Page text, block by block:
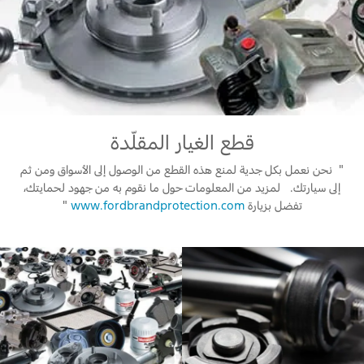
البحرين
العراق
الأردن
لبنان
سلطنة
عمان
قطر
‫المملكة
طلب سعر
البحث عن الوكيل
أسطول فورد
فورد بروتكت
خطة الخدمات الممتدة
خطة الخدمات الممتدة
إصلاح أضرار الحوادث
القسائم والخصومات الخاصة بالصيانة
الإطارات
خدمة المحرك
خدمة الفرامل
تغيير زيت
تغيير الفلاتر
الضمان والتأمين
قطع الغيار المقلّدة
" ‏ نحن نعمل بكل جدية لمنع هذه القطع من الوصول إلى الأسواق ومن ثم
إلى سيارتك. ‏ ‏ لمزيد من المعلومات حول ما نقوم به من جهود لحمايتك،
تفضل بزيارةwww‪.‬fordbrandprotection‪.‬com
‏"